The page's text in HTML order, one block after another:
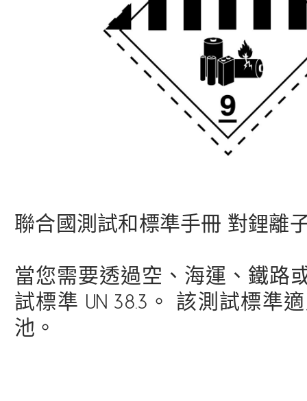
聯合國測試和標準手冊 對鋰離
當您需要透過空、海運、鐵路
試標準 UN 38.3。 該測試標準
池。